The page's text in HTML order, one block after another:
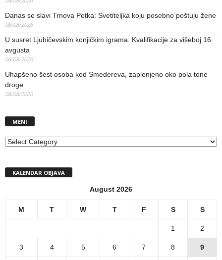
Danas se slavi Trnova Petka: Svetiteljka koju posebno poštuju žene
08/08/2026
U susret Ljubičevskim konjičkim igrama: Kvalifikacije za višeboj 16.
avgusta
08/08/2026
Uhapšeno šest osoba kod Smedereva, zaplenjeno oko pola tone
droge
08/08/2026
MENI
MENI
KALENDAR OBJAVA
August 2026
M T W T F S S
1 2
3 4 5 6 7 8 9